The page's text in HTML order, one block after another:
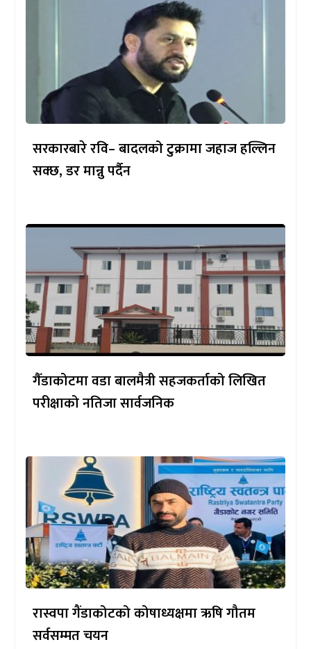
सरकारबारे रवि– बादलको टुक्रामा जहाज हल्लिन
सक्छ, डर मान्नु पर्दैन
गैँडाकोटमा वडा बालमैत्री सहजकर्ताको लिखित
परीक्षाको नतिजा सार्वजनिक
रास्वपा गैंडाकोटको कोषाध्यक्षमा ऋषि गौतम
सर्वसम्मत चयन